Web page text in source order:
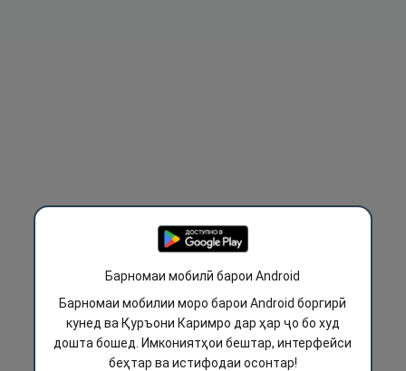
Барномаи мобилӣ барои Android
Барномаи мобилии моро барои Android боргирӣ
кунед ва Қуръони Каримро дар ҳар ҷо бо худ
дошта бошед. Имкониятҳои бештар, интерфейси
беҳтар ва истифодаи осонтар!